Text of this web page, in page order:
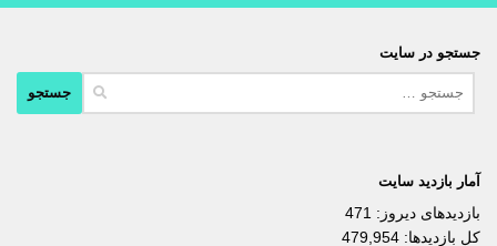
جستجو در سایت
آمار بازدید سایت
بازدیدهای دیروز: 471
کل بازدیدها: 479,954